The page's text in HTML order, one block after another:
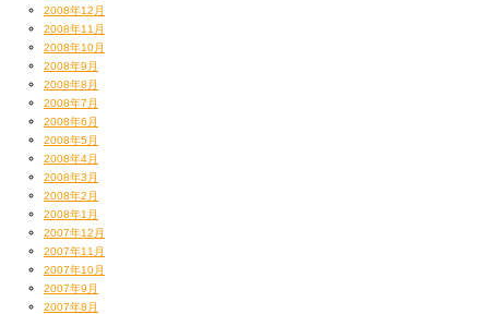
2008年12月
2008年11月
2008年10月
2008年9月
2008年8月
2008年7月
2008年6月
2008年5月
2008年4月
2008年3月
2008年2月
2008年1月
2007年12月
2007年11月
2007年10月
2007年9月
2007年8月